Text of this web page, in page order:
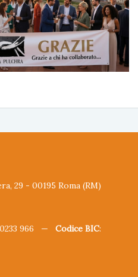
29 - 00195 Roma (RM)
0233 966 — Codice BIC: